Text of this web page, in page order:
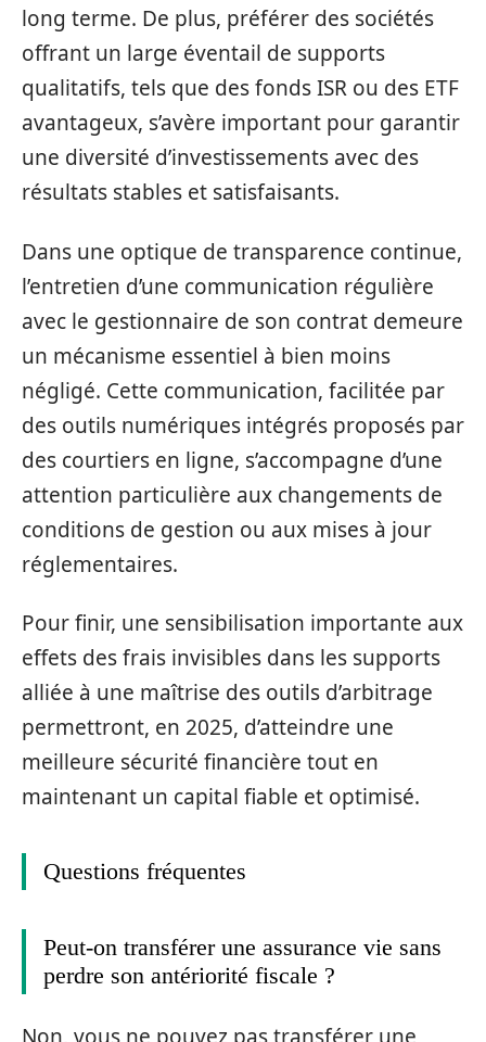
long terme. De plus, préférer des sociétés
offrant un large éventail de supports
qualitatifs, tels que des fonds ISR ou des ETF
avantageux, s’avère important pour garantir
une diversité d’investissements avec des
résultats stables et satisfaisants.
Dans une optique de transparence continue,
l’entretien d’une communication régulière
avec le gestionnaire de son contrat demeure
un mécanisme essentiel à bien moins
négligé. Cette communication, facilitée par
des outils numériques intégrés proposés par
des courtiers en ligne, s’accompagne d’une
attention particulière aux changements de
conditions de gestion ou aux mises à jour
réglementaires.
Pour finir, une sensibilisation importante aux
effets des frais invisibles dans les supports
alliée à une maîtrise des outils d’arbitrage
permettront, en 2025, d’atteindre une
meilleure sécurité financière tout en
maintenant un capital fiable et optimisé.
Questions fréquentes
Peut-on transférer une assurance vie sans
perdre son antériorité fiscale ?
Non, vous ne pouvez pas transférer une